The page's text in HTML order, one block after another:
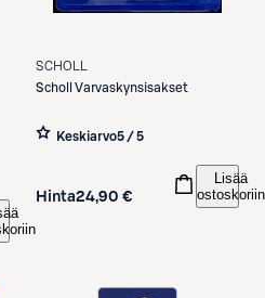
SCHOLL
Scholl
Varvaskynsisakset
Keskiarvo5 / 5
Hinta24,90 €
Lisää
ostoskoriin